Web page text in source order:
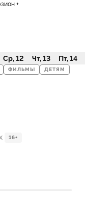
+
Ср, 12 Чт, 13 Пт, 14
ФИЛЬМЫ ДЕТЯМ
16+